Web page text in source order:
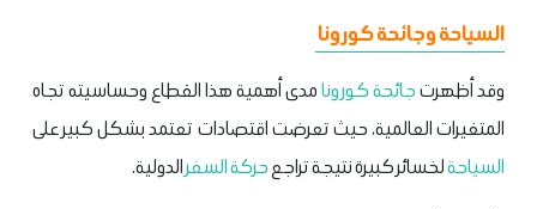
السياحة وجائحة كورونا
وقد أظهرتجائحة كورونامدى أهمية هذا القطاع وحساسيته تجاه
المتغيرات العالمية، حيث تعرضت اقتصادات تعتمد بشكل كبير على
السياحةلخسائر كبيرة نتيجة تراجعحركة السفرالدولية.